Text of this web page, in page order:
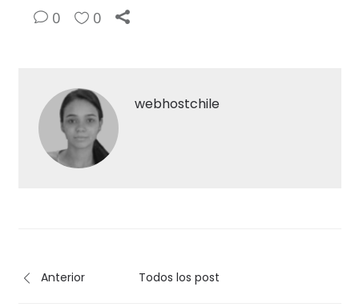
0 0
webhostchile
Anterior Todos los post